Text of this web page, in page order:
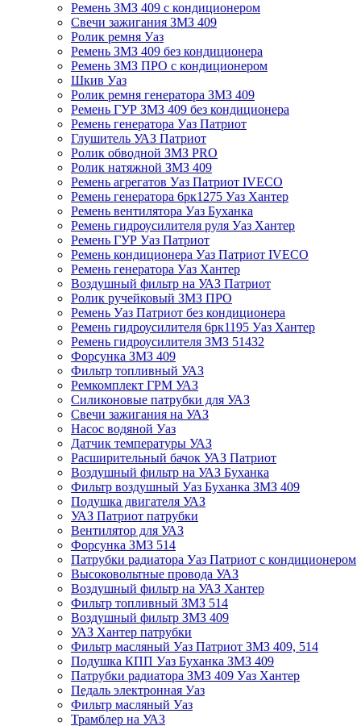
Ремень ЗМЗ 409 с кондиционером
Свечи зажигания ЗМЗ 409
Ролик ремня Уаз
Ремень ЗМЗ 409 без кондиционера
Ремень ЗМЗ ПРО с кондиционером
Шкив Уаз
Ролик ремня генератора ЗМЗ 409
Ремень ГУР ЗМЗ 409 без кондиционера
Ремень генератора Уаз Патриот
Глушитель УАЗ Патриот
Ролик обводной ЗМЗ PRO
Ролик натяжной ЗМЗ 409
Ремень агрегатов Уаз Патриот IVECO
Ремень генератора 6рк1275 Уаз Хантер
Ремень вентилятора Уаз Буханка
Ремень гидроусилителя руля Уаз Хантер
Ремень ГУР Уаз Патриот
Ремень кондиционера Уаз Патриот IVECO
Ремень генератора Уаз Хантер
Воздушный фильтр на УАЗ Патриот
Ролик ручейковый ЗМЗ ПРО
Ремень Уаз Патриот без кондиционера
Ремень гидроусилителя 6рк1195 Уаз Хантер
Ремень гидроусилителя ЗМЗ 51432
Форсунка ЗМЗ 409
Фильтр топливный УАЗ
Ремкомплект ГРМ УАЗ
Силиконовые патрубки для УАЗ
Свечи зажигания на УАЗ
Насос водяной Уаз
Датчик температуры УАЗ
Расширительный бачок УАЗ Патриот
Воздушный фильтр на УАЗ Буханка
Фильтр воздушный Уаз Буханка ЗМЗ 409
Подушка двигателя УАЗ
УАЗ Патриот патрубки
Вентилятор для УАЗ
Форсунка ЗМЗ 514
Патрубки радиатора Уаз Патриот с кондиционером
Высоковольтные провода УАЗ
Воздушный фильтр на УАЗ Хантер
Фильтр топливный ЗМЗ 514
Воздушный фильтр ЗМЗ 409
УАЗ Хантер патрубки
Фильтр масляный Уаз Патриот ЗМЗ 409, 514
Подушка КПП Уаз Буханка ЗМЗ 409
Патрубки радиатора ЗМЗ 409 Уаз Хантер
Педаль электронная Уаз
Фильтр масляный Уаз
Трамблер на УАЗ